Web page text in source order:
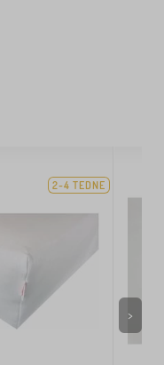
2-4 TEDNE
>